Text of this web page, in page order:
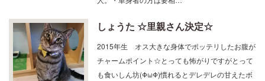
しょうた ☆里親さん決定☆
2015年生 オス大きな身体でポッテリしたお腹が
チャームポイント☆とっても怖がりですがとって
も食いしん坊(ΦωΦ)慣れるとデレデレの甘えたボ